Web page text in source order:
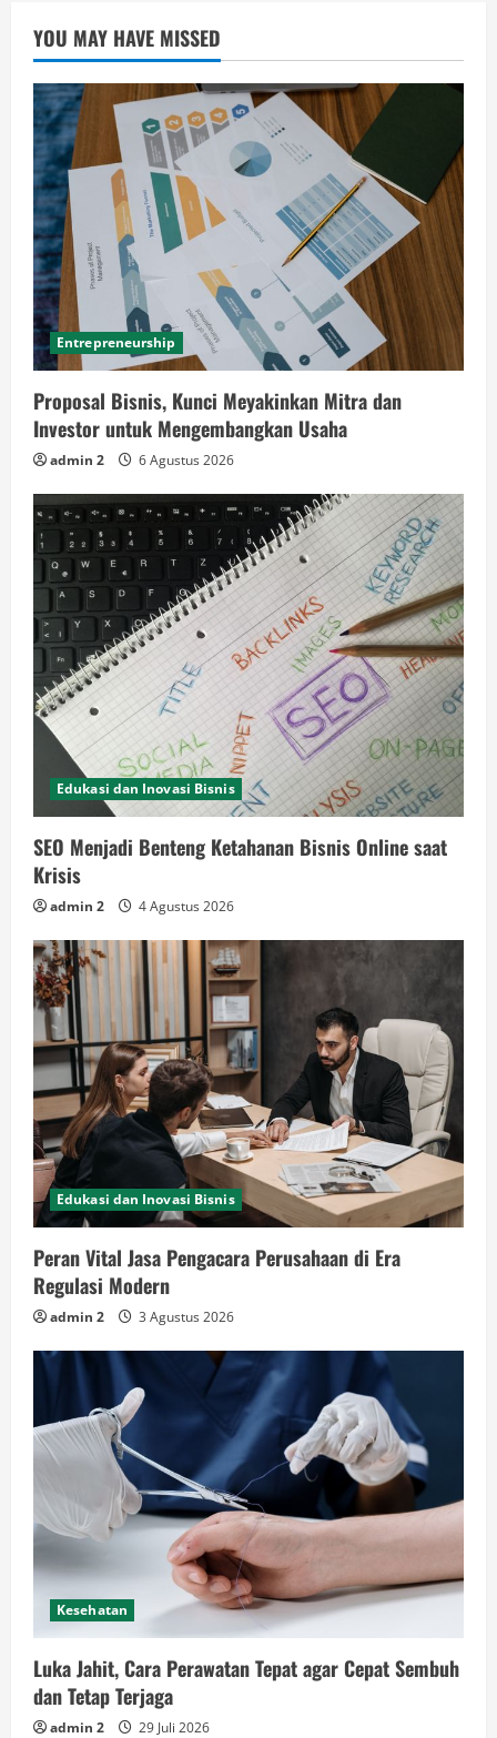
YOU MAY HAVE MISSED
Entrepreneurship
Proposal Bisnis, Kunci Meyakinkan Mitra dan
Investor untuk Mengembangkan Usaha
admin 2 6 Agustus 2026
Edukasi dan Inovasi Bisnis
SEO Menjadi Benteng Ketahanan Bisnis Online saat
Krisis
admin 2 4 Agustus 2026
Edukasi dan Inovasi Bisnis
Peran Vital Jasa Pengacara Perusahaan di Era
Regulasi Modern
admin 2 3 Agustus 2026
Kesehatan
Luka Jahit, Cara Perawatan Tepat agar Cepat Sembuh
dan Tetap Terjaga
admin 2 29 Juli 2026